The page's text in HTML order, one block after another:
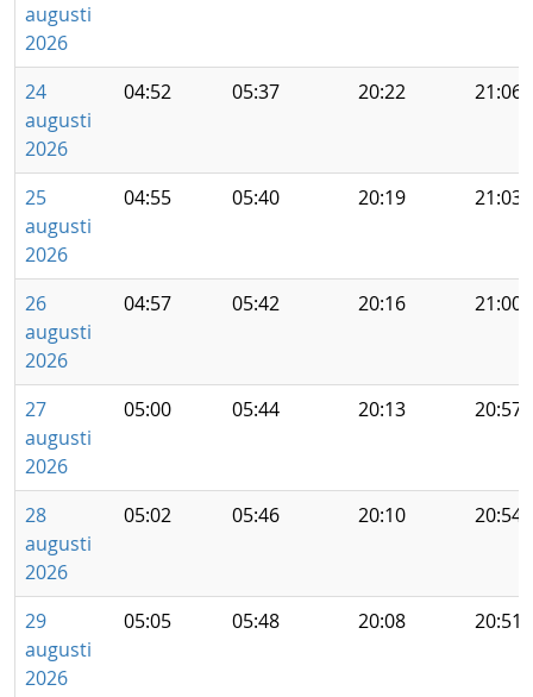
augusti
2026
24
augusti
2026
04:52 05:37 20:22 21:06
25
augusti
2026
04:55 05:40 20:19 21:03
26
augusti
2026
04:57 05:42 20:16 21:00
27
augusti
2026
05:00 05:44 20:13 20:57
28
augusti
2026
05:02 05:46 20:10 20:54
29
augusti
2026
05:05 05:48 20:08 20:51